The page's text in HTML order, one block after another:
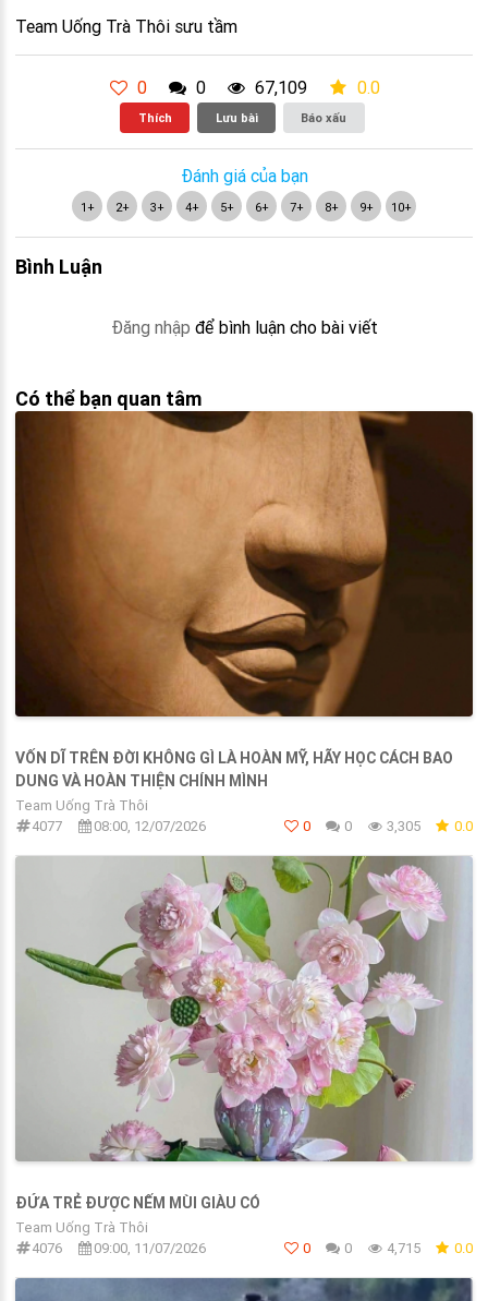
Team Uống Trà Thôi sưu tầm
0 0 67,109 0.0
Thích Lưu bài Báo xấu
Đánh giá của bạn
1+ 2+ 3+ 4+ 5+ 6+ 7+ 8+ 9+ 10+
Bình Luận
Đăng nhập để bình luận cho bài viết
Có thể bạn quan tâm
VỐN DĨ TRÊN ĐỜI KHÔNG GÌ LÀ HOÀN MỸ, HÃY HỌC CÁCH BAO
DUNG VÀ HOÀN THIỆN CHÍNH MÌNH
Team Uống Trà Thôi
4077
08:00, 12/07/2026 0 0 3,305 0.0
ĐỨA TRẺ ĐƯỢC NẾM MÙI GIÀU CÓ
Team Uống Trà Thôi
4076
09:00, 11/07/2026 0 0 4,715 0.0